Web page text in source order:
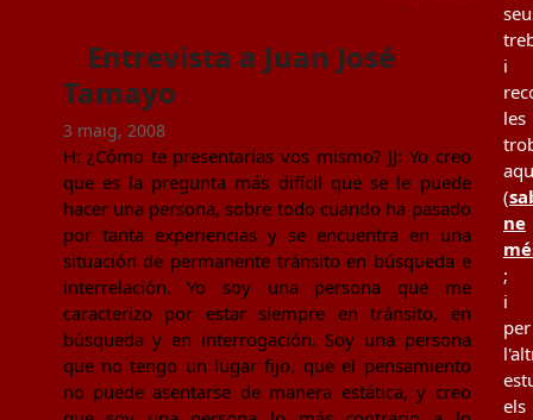
Entrevista a Juan José
Tamayo
3 maig, 2008
H: ¿Cómo te presentarías vos mismo? JJ: Yo creo
que es la pregunta más difícil que se le puede
hacer una persona, sobre todo cuando ha pasado
por tanta experiencias y se encuentra en una
situación de permanente tránsito en búsqueda e
interrelación. Yo soy una persona que me
caracterizo por estar siempre en tránsito, en
búsqueda y en interrogación. Soy una persona
que no tengo un lugar fijo, que el pensamiento
no puede asentarse de manera estática, y creo
i
les
(
ne
;
i
per
els